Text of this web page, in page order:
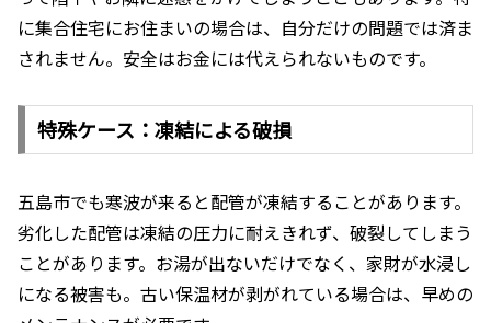
に集合住宅にお住まいの場合は、自分だけの問題では済ま
されません。安全はお金には代えられないものです。
特殊ケース：凍結による破損
五島市でも寒波が来ると配管が凍結することがあります。
劣化した配管は凍結の圧力に耐えきれず、破裂してしまう
ことがあります。お湯が出ないだけでなく、家財が水浸し
になる被害も。古い保温材が剥がれている場合は、早めの